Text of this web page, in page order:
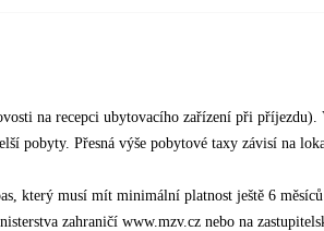
na recepci ubytovacího zařízení při
pobyty. Přesná výše pobytové taxy závisí na
který musí mít minimální platnost ještě 6
zahraničí www.mzv.cz nebo na